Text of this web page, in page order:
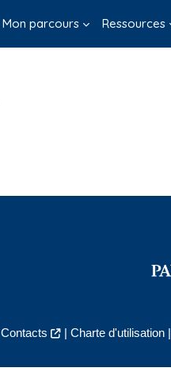
Mon parcours Ressources
Contacts | Charte d'utilisation|